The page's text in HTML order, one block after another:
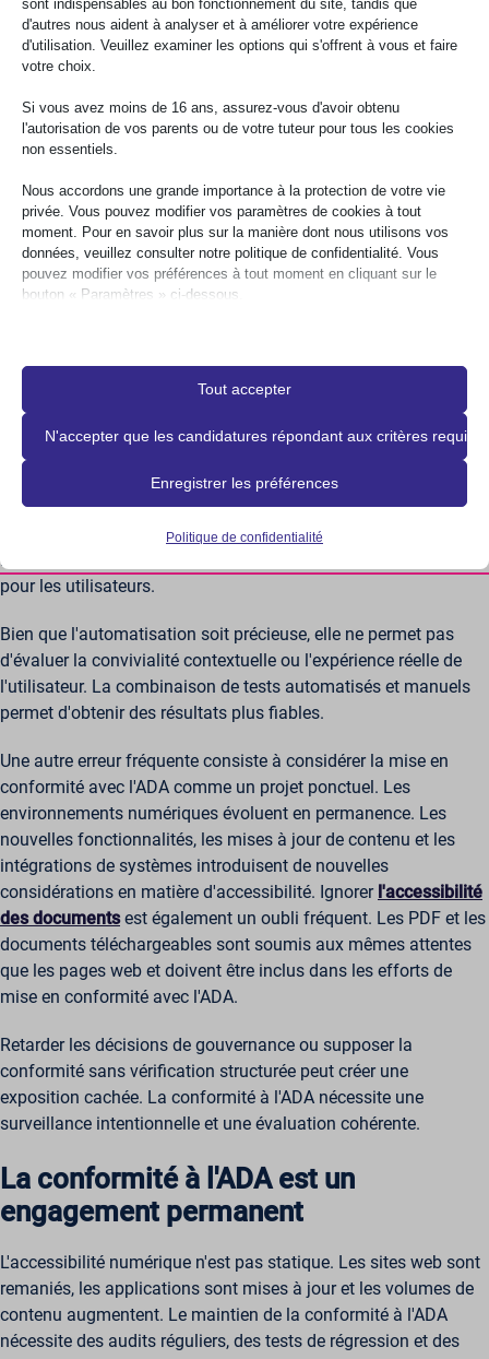
directement les obstacles. Lorsque les organisations
documentent leurs processus et répondent rapidement aux
commentaires, elles renforcent leur crédibilité et améliorent leur
La transparence renforce également la confiance des clients,
des partenaires et des organismes d'approvisionnement. La
documentation transforme la conformité à l'ADA d'une réponse
réactive en une pratique de gouvernance visible.
Erreurs courantes à éviter lors de la
mise en conformité avec l'ADA
‘superpositions d'accessibilité’ ou à des gadgets automatisés
qui prétendent rendre un site conforme avec une seule ligne de
code. Souvent, ces solutions n'abordent pas les obstacles
structurels sous-jacents dans les documents numériques et les
applications web complexes. En fait, de nombreuses actions en
justice récentes liées à l'ADA ciblent spécifiquement les sites
utilisant ces superpositions, car elles peuvent interférer avec les
lecteurs d'écran et créer une expérience ‘distincte mais inégale’
pour les utilisateurs.
Bien que l'automatisation soit précieuse, elle ne permet pas
d'évaluer la convivialité contextuelle ou l'expérience réelle de
l'utilisateur. La combinaison de tests automatisés et manuels
permet d'obtenir des résultats plus fiables.
Une autre erreur fréquente consiste à considérer la mise en
conformité avec l'ADA comme un projet ponctuel. Les
environnements numériques évoluent en permanence. Les
nouvelles fonctionnalités, les mises à jour de contenu et les
intégrations de systèmes introduisent de nouvelles
considérations en matière d'accessibilité. Ignorer l'accessibilité
des documentsest également un oubli fréquent. Les PDF et les
documents téléchargeables sont soumis aux mêmes attentes
que les pages web et doivent être inclus dans les efforts de
mise en conformité avec l'ADA.
Retarder les décisions de gouvernance ou supposer la
conformité sans vérification structurée peut créer une
exposition cachée. La conformité à l'ADA nécessite une
surveillance intentionnelle et une évaluation cohérente.
La conformité à l'ADA est un
engagement permanent
L'accessibilité numérique n'est pas statique. Les sites web sont
remaniés, les applications sont mises à jour et les volumes de
contenu augmentent. Le maintien de la conformité à l'ADA
nécessite des audits réguliers, des tests de régression et des
sont indispensables au bon fonctionnement du site, tandis que
d'autres nous aident à analyser et à améliorer votre expérience
d'utilisation. Veuillez examiner les options qui s'offrent à vous et faire
votre choix.
Si vous avez moins de 16 ans, assurez-vous d'avoir obtenu
l'autorisation de vos parents ou de votre tuteur pour tous les cookies
non essentiels.
Nous accordons une grande importance à la protection de votre vie
privée. Vous pouvez modifier vos paramètres de cookies à tout
moment. Pour en savoir plus sur la manière dont nous utilisons vos
données, veuillez consulter notre politique de confidentialité. Vous
pouvez modifier vos préférences à tout moment en cliquant sur le
bouton « Paramètres » ci-dessous.
Les cookies et services essentiels permettent d'assurer les
fonctionnalités de base et sont nécessaires au bon fonctionnement
consentement de l'utilisateur conformément au RGPD.
_cs_c
cf_clearance
scrly_token
wordpress_logged_in_*
wp-postpass_*
wp-settings-*
wp-settings-time-*
wpe-auth
mhcookie
Analyses
du site, ce qui nous permet de mieux comprendre comment nos
visiteurs interagissent avec notre site web.
Afficher les détails
_ga_*
_hp2_id.*
_pk_id*
_pk_ref*
_pk_ses*
mp_*_mixpanel
wordpressuser_16bb27147dd11b86705fc051b945e04b
Marketing
éditeurs tiers pour diffuser des publicités personnalisées. Pour ce
faire, ils suivent les visiteurs sur plusieurs sites web.
_gcl_au
Autres services
Cette catégorie regroupe tous les cookies, domaines et services
qui ne figurent pas dans les autres catégories spécifiques ou qui
n'ont pas été explicitement classés.
Afficher les détails
_dd_s
_zitok
amp_*
cbLDBex
ext_name
fs_uid
NFWSESSID
wordpresspass_16bb27147dd11b86705fc051b945e04b
ws_form_*_hash
Tout accepter
N'accepter que les candidatures répondant aux critères requis
Enregistrer les préférences
Politique de confidentialité